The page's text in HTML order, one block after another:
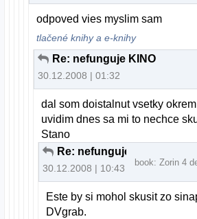
odpoved vies myslim sam
tlačené knihy a e-knihy
Re: nefunguje KINO
30.12.2008 | 01:32
dal som doistalnut vsetky
uvidim dnes sa mi to nechce
Stano
Re: nefunguje KINO
30.12.2008 | 10:43
book: Zorin 4
Este by si mohol skusit zo
DVgrab.